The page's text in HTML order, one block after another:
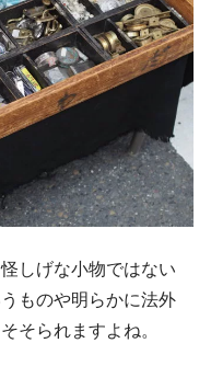
しげな小物ではない
ものや明らかに法外
そられますよね。